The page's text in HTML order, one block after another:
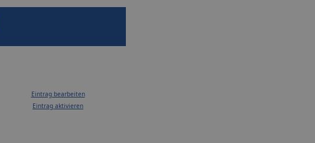
Eintrag bearbeiten
Eintrag aktivieren